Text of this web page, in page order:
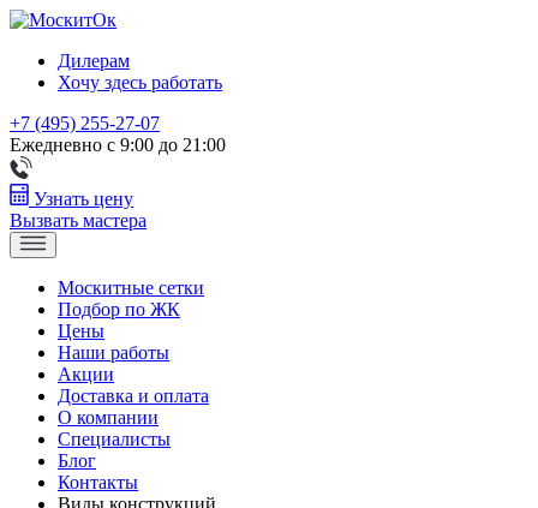
Дилерам
Хочу здесь работать
+7 (495) 255-27-07
Ежедневно с 9:00 до 21:00
Узнать цену
Вызвать мастера
Москитные сетки
Подбор по ЖК
Цены
Наши работы
Акции
Доставка и оплата
О компании
Специалисты
Блог
Контакты
Виды конструкций